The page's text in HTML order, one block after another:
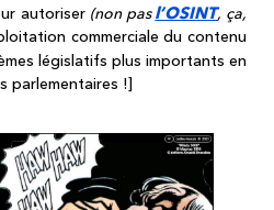
autoriser (non pasl’OSINT, ça,
commerciale du contenu
législatifs plus importants en
parlementaires !]